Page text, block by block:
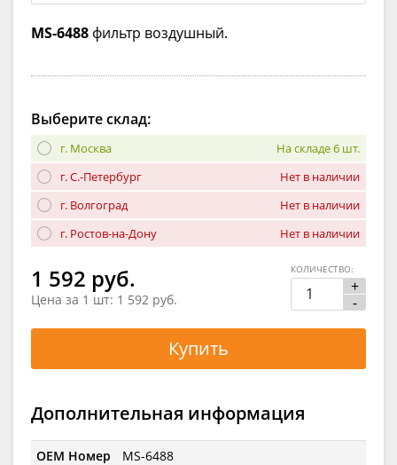
MS-6488 фильтр воздушный.
Выберите склад:
г. Москва
На складе 6 шт.
г. С.-Петербург
Нет в наличии
г. Волгоград
Нет в наличии
г. Ростов-на-Дону
Нет в наличии
1 592 руб.
Цена за 1 шт: 1 592 руб.
+
-
КОЛИЧЕСТВО:
Купить
Дополнительная информация
OEM Номер
MS-6488